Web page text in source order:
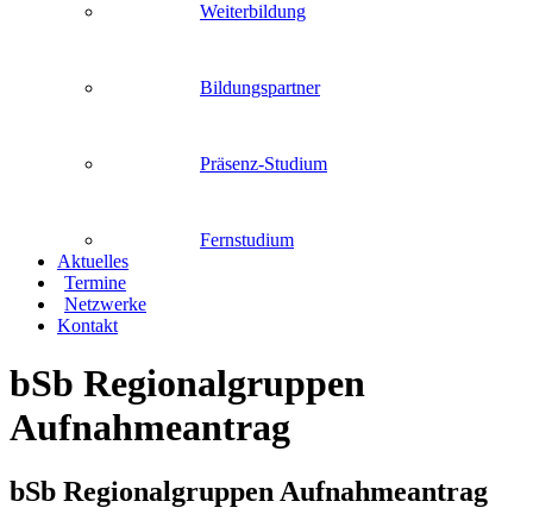
Weiterbildung
Bildungspartner
Präsenz-Studium
Fernstudium
Aktuelles
Termine
Netzwerke
Kontakt
bSb Regionalgruppen
Aufnahmeantrag
bSb Regionalgruppen Aufnahmeantrag